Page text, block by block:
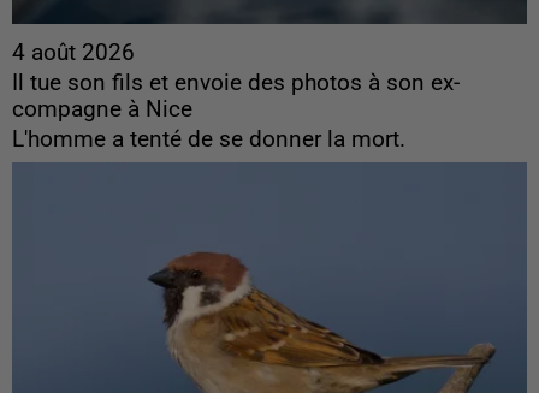
4 août 2026
Il tue son fils et envoie des photos à son ex-
compagne à Nice
L'homme a tenté de se donner la mort.